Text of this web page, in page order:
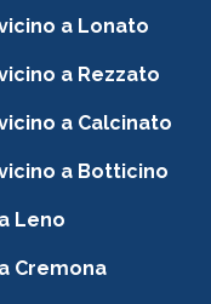
a Lonato
a Rezzato
a Calcinato
a Botticino
Leno
Cremona